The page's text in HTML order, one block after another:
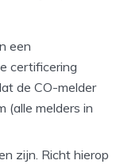
een
certificering
de CO-melder
(alle melders in
zijn. Richt hierop